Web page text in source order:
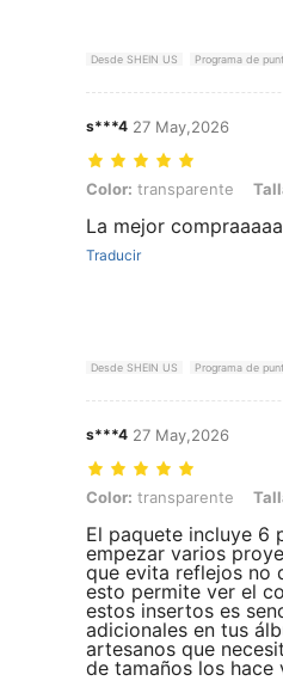
Desde SHEIN US Programa de
s***4 27 May,2026
Color: transparente, Talla: A6
Color: transparente
La mejor
Traducir
Desde SHEIN US Programa de
s***4 27 May,2026
Color: transparente, Talla: A6
Color: transparente
El paquete incluye 6
empezar varios
que evita reflejos no
esto permite ver el
estos insertos es
adicionales en tus
artesanos que
de tamaños los